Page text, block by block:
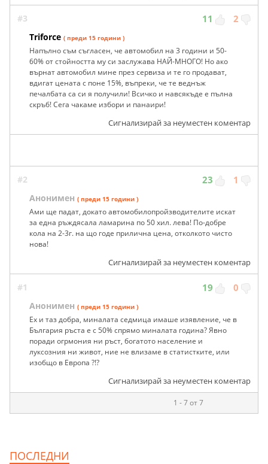
#3 11 2
Triforce ( преди 15 години )
Напълно съм съгласен, че автомобил на 3 години и 50-
60% от стойността му си заслужава НАЙ-МНОГО! Но ако
върнат автомобил мине през сервиза и те го продават,
вдигат цената с поне 15%, въпреки, че те веднъж
печалбата са си я получили! Всичко и навсякъде е пълна
скръб! Сега чакаме избори и панаири!
Сигнализирай за неуместен коментар
#2 23 1
Анонимен ( преди 15 години )
Ами ще падат, докато автомобилопройзводителите искат
за една ръждясала ламарина по 50 хил. лева! По-добре
кола на 2-3г. на що годе прилична цена, отколкото чисто
нова!
Сигнализирай за неуместен коментар
#1 19 0
Анонимен ( преди 15 години )
Ех и таз добра, миналата седмица имаше изявление, че в
България ръста е с 50% спрямо миналата година? Явно
поради огрмония ни ръст, богатото население и
луксозния ни живот, ние не влизаме в статистките, или
изобщо в Европа ?!?
Сигнализирай за неуместен коментар
1 - 7 от 7
ПОСЛЕДНИ